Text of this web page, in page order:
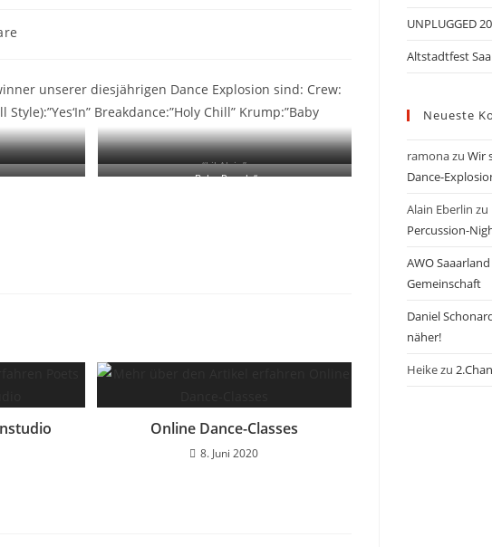
unserer diesjährigen Dance Explosion sind: Crew:
Breakdance:”Holy Chill” Krump:”Baby
“Lil Alvin”
„Baby Rowdy“
Online Dance-Classes
8. Juni 2020
UNPLUGGED
Altstadtfest
Neueste
ramonazu Wir
Dance-
Alain Eberlin zu
Percussion-
AWO Saaarland
Gemeinschaft
Daniel
näher!
Heikezu